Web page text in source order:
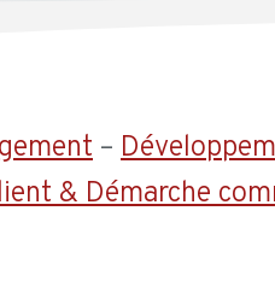
–
& Démarche